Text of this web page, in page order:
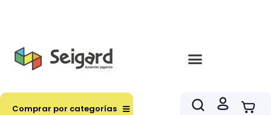
Comprar por categorías